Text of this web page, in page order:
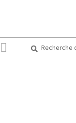
pour :